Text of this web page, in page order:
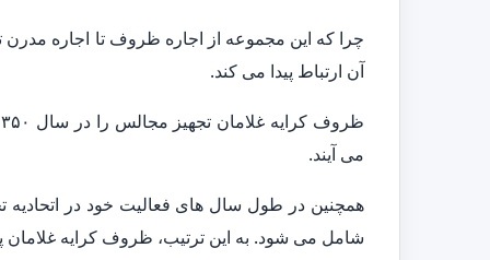
چرا که این مجموعه از اجاره ظروف تا اجاره
آن ارتباط پیدا می کند.
می آیند.
شامل می شود. به این ترتیب، ظروف کرایه غلامان